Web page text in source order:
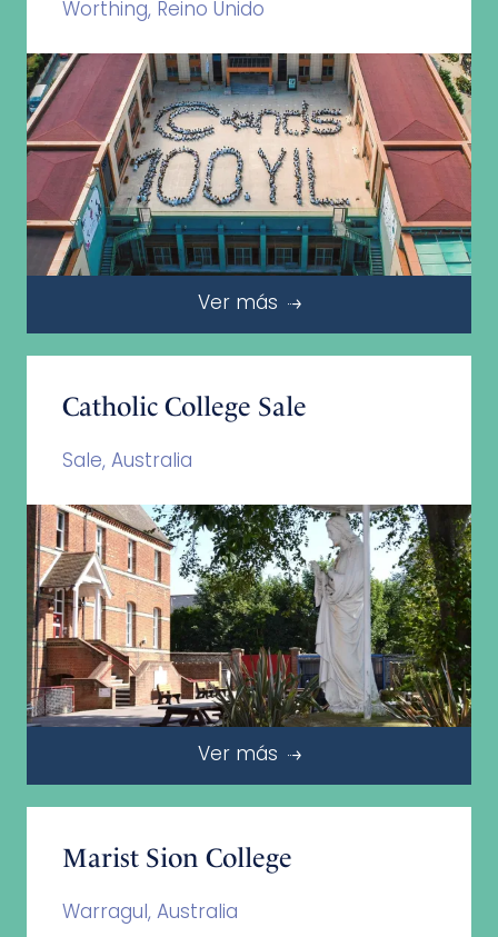
Worthing, Reino Unido
Ver más
Catholic College Sale
Sale, Australia
Ver más
Marist Sion College
Warragul, Australia